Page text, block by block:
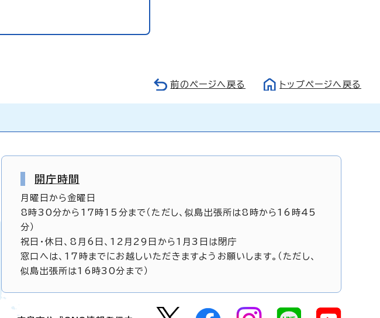
前のページへ戻る トップページへ戻る
開庁時間
月曜日から金曜日
8時30分から17時15分まで（ただし、似島出張所は8時から16時45
分）
祝日・休日、8月6日、12月29日から1月3日は閉庁
窓口へは、17時までにお越しいただきますようお願いします。（ただし、
似島出張所は16時30分まで）